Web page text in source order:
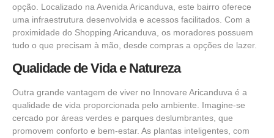
opção. Localizado na Avenida Aricanduva, este bairro oferece
uma infraestrutura desenvolvida e acessos facilitados. Com a
proximidade do Shopping Aricanduva, os moradores possuem
tudo o que precisam à mão, desde compras a opções de lazer.
Qualidade de Vida e Natureza
Outra grande vantagem de viver no Innovare Aricanduva é a
qualidade de vida proporcionada pelo ambiente. Imagine-se
cercado por áreas verdes e parques deslumbrantes, que
promovem conforto e bem-estar. As plantas inteligentes, com